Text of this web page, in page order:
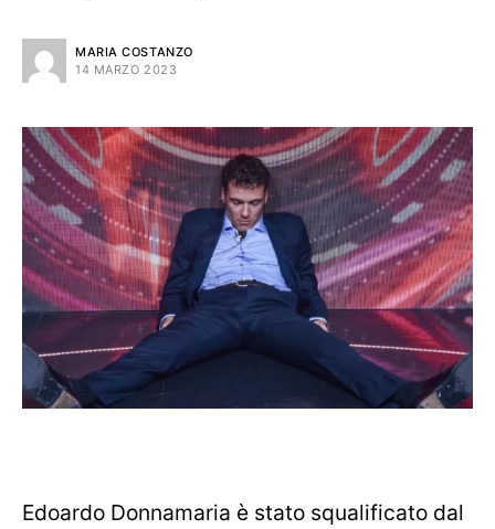
MARIA COSTANZO
14 MARZO 2023
Edoardo Donnamaria è stato squalificato dal